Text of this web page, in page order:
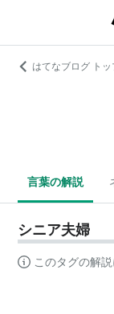
はてなブログ トッ
言葉の解説
シニア夫婦
このタグの解